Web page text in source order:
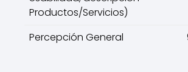
Productos/Servicios)
Percepción General